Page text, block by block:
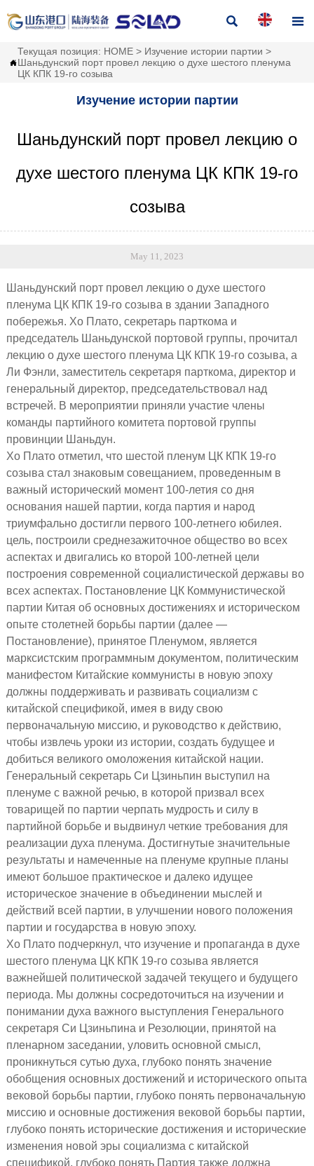
 

Текущая позиция: HOME > Изучение истории партии >
Шаньдунский порт провел лекцию о духе шестого пленума
ЦК КПК 19-го созыва
Изучение истории партии
Шаньдунский порт провел лекцию о
духе шестого пленума ЦК КПК 19-го
созыва
May 11, 2023
Шаньдунский порт провел лекцию о духе шестого
пленума ЦК КПК 19-го созыва в здании Западного
побережья. Хо Плато, секретарь парткома и
председатель Шаньдунской портовой группы, прочитал
лекцию о духе шестого пленума ЦК КПК 19-го созыва, а
Ли Фэнли, заместитель секретаря парткома, директор и
генеральный директор, председательствовал над
встречей. В мероприятии приняли участие члены
команды партийного комитета портовой группы
провинции Шаньдун.
Хо Плато отметил, что шестой пленум ЦК КПК 19-го
созыва стал знаковым совещанием, проведенным в
важный исторический момент 100-летия со дня
основания нашей партии, когда партия и народ
триумфально достигли первого 100-летнего юбилея.
цель, построили среднезажиточное общество во всех
аспектах и двигались ко второй 100-летней цели
построения современной социалистической державы во
всех аспектах. Постановление ЦК Коммунистической
партии Китая об основных достижениях и историческом
опыте столетней борьбы партии (далее —
Постановление), принятое Пленумом, является
марксистским программным документом, политическим
манифестом Китайские коммунисты в новую эпоху
должны поддерживать и развивать социализм с
китайской спецификой, имея в виду свою
первоначальную миссию, и руководство к действию,
чтобы извлечь уроки из истории, создать будущее и
добиться великого омоложения китайской нации.
Генеральный секретарь Си Цзиньпин выступил на
пленуме с важной речью, в которой призвал всех
товарищей по партии черпать мудрость и силу в
партийной борьбе и выдвинул четкие требования для
реализации духа пленума. Достигнутые значительные
результаты и намеченные на пленуме крупные планы
имеют большое практическое и далеко идущее
историческое значение в объединении мыслей и
действий всей партии, в улучшении нового положения
партии и государства в новую эпоху.
Хо Плато подчеркнул, что изучение и пропаганда в духе
шестого пленума ЦК КПК 19-го созыва является
важнейшей политической задачей текущего и будущего
периода. Мы должны сосредоточиться на изучении и
понимании духа важного выступления Генерального
секретаря Си Цзиньпина и Резолюции, принятой на
пленарном заседании, уловить основной смысл,
проникнуться сутью духа, глубоко понять значение
обобщения основных достижений и исторического опыта
вековой борьбы партии, глубоко понять первоначальную
миссию и основные достижения вековой борьбы партии,
глубоко понять исторические достижения и исторические
изменения новой эры социализма с китайской
спецификой, глубоко понять Партия также должна